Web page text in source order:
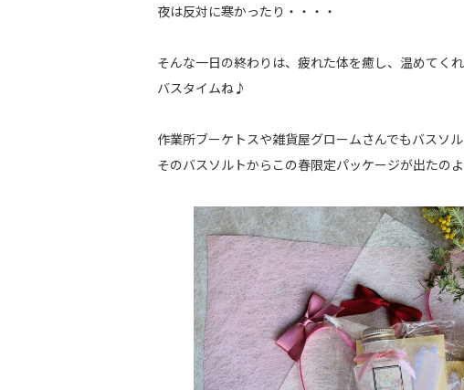
夜は反対に寒かったり・・・・
そんな一日の終わりは、疲れた体を癒し、温めてく
バスタイムね♪
作業所ブーケトスや雑貨屋グロームさんでもバスソ
そのバスソルトからこの春限定パッケージが出たの